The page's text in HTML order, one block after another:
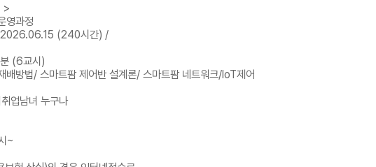
>
영과정
(240시간) /
(6교시)
배방법/ 스마트팜 제어반 설계론/ 스마트팜 네트워크/IoT제어
업남녀 누구나
~